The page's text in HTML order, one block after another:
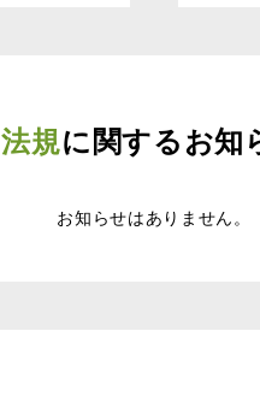
法規に関するお知
お知らせはありません。